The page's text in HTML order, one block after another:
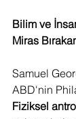
Bilim ve
Miras
Samuel
ABD'nin
Fiziksel